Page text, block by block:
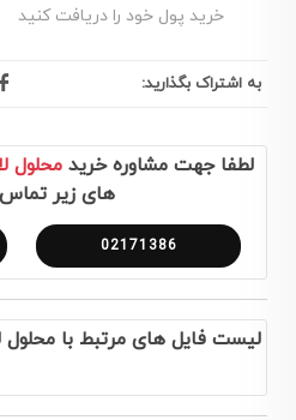
خرید پول خود را دریافت کنید
به اشتراک بگذارید:
لطفا جهت مشاوره خرید محلول
های زیر
02171386
لیست فایل های مرتبط با محلول